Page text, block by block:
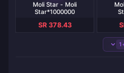
Moli Star - Moli
Star*1000000
SR 378.43